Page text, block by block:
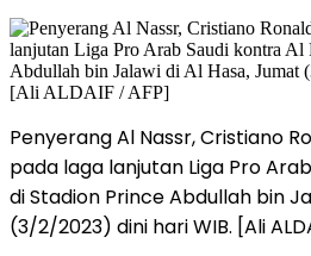
Penyerang Al Nassr, Cristiano
pada laga lanjutan Liga Pro
di Stadion Prince Abdullah bin
(3/2/2023) dini hari WIB. [Ali